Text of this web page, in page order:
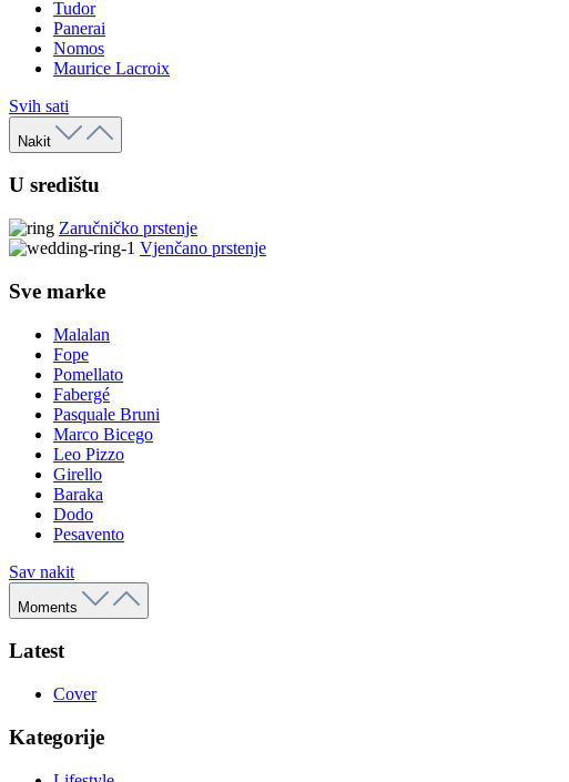
Tudor
Panerai
Nomos
Maurice Lacroix
Svih sati
Nakit
U središtu
Zaručničko prstenje
Vjenčano prstenje
Sve marke
Malalan
Fope
Pomellato
Fabergé
Pasquale Bruni
Marco Bicego
Leo Pizzo
Girello
Baraka
Dodo
Pesavento
Sav nakit
Moments
Latest
Cover
Kategorije